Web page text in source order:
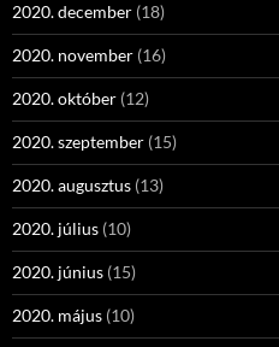
2020. december (18)
2020. november (16)
2020. október (12)
2020. szeptember (15)
2020. augusztus (13)
2020. július (10)
2020. június (15)
2020. május (10)